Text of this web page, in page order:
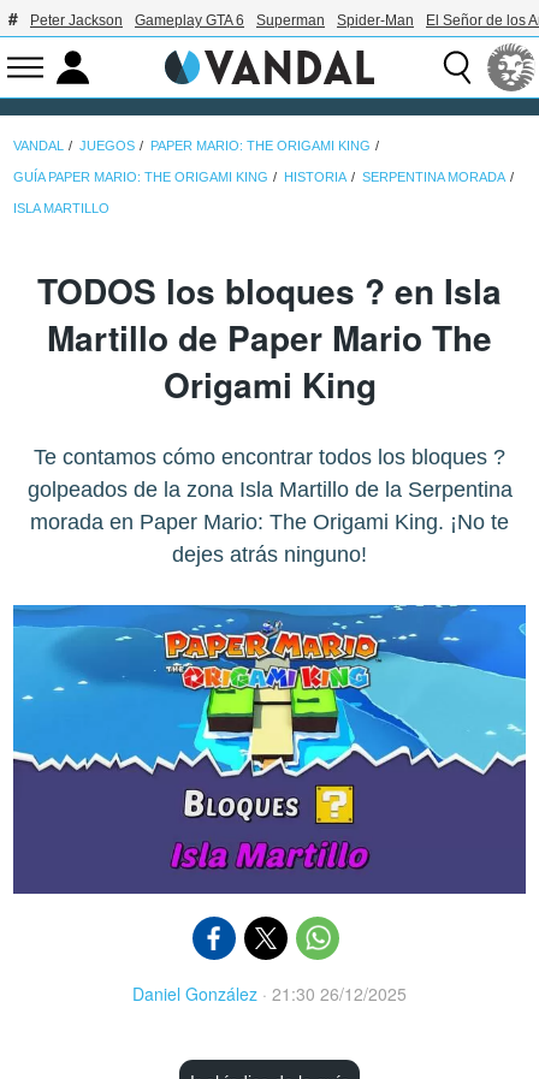
Peter Jackson Gameplay GTA 6 Superman Spider-Man El Señor de los
VANDAL JUEGOS PAPER MARIO: THE ORIGAMI KING
GUÍA PAPER MARIO: THE ORIGAMI KING HISTORIA SERPENTINA MORADA
ISLA MARTILLO
TODOS los bloques ? en Isla
Martillo de Paper Mario The
Origami King
Te contamos cómo encontrar todos los bloques ?
golpeados de la zona Isla Martillo de la Serpentina
morada en Paper Mario: The Origami King. ¡No te
dejes atrás ninguno!
Daniel González · 21:30 26/12/2025